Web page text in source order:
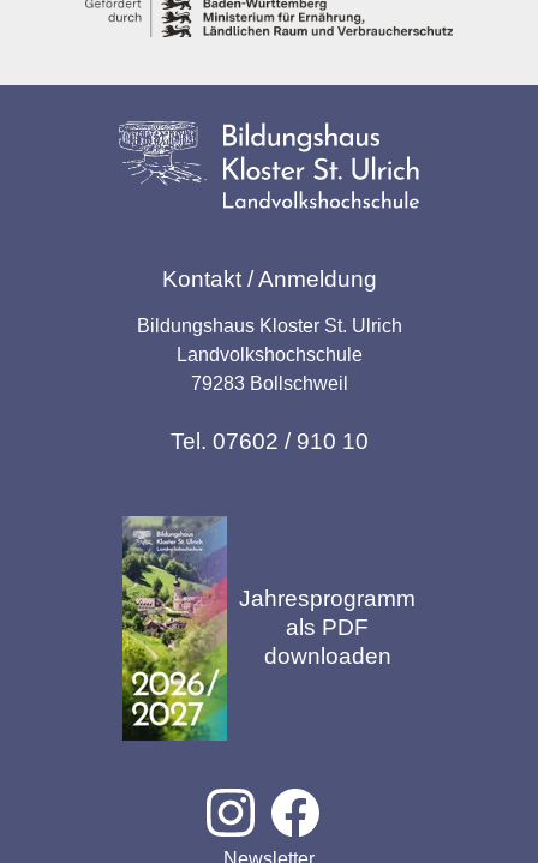
Kontakt / Anmeldung
Bildungshaus Kloster St. Ulrich
Landvolkshochschule
79283 Bollschweil
Tel. 07602 / 910 10
Jahresprogramm
als PDF
downloaden
Newsletter